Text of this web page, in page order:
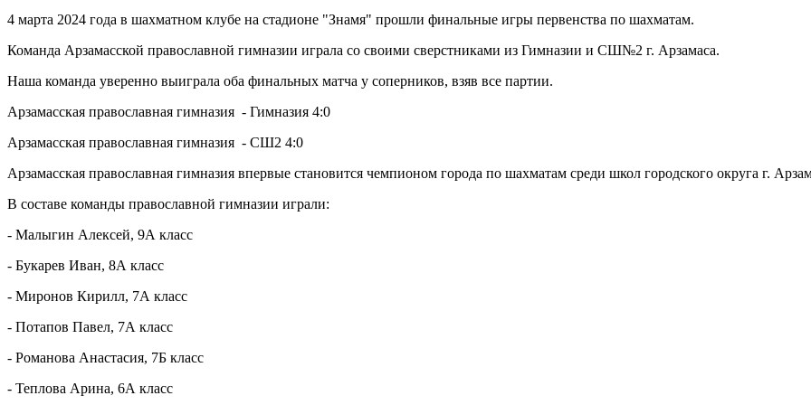
4 марта 2024 года в шахматном клубе на стадионе "Знамя" прошли финальные игры первенства по шахматам.
Команда Арзамасской православной гимназии играла со своими сверстниками из Гимназии и СШ№2 г. Арзамаса.
Наша команда уверенно выиграла оба финальных матча у соперников, взяв все партии.
Арзамасская православная гимназия - Гимназия 4:0
Арзамасская православная гимназия - СШ2 4:0
Арзамасская православная гимназия впервые становится чемпионом города по шахматам среди школ городского округа г.
В составе команды православной гимназии играли:
- Малыгин Алексей, 9А класс
- Букарев Иван, 8А класс
- Миронов Кирилл, 7А класс
- Потапов Павел, 7А класс
- Романова Анастасия, 7Б класс
- Теплова Арина, 6А класс